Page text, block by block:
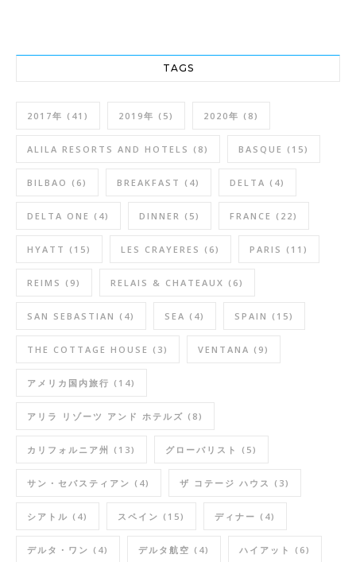
TAGS
2017年 (41) 2019年 (5) 2020年 (8)
ALILA RESORTS AND HOTELS (8) BASQUE (15)
BILBAO (6) BREAKFAST (4) DELTA (4)
DELTA ONE (4) DINNER (5) FRANCE (22)
HYATT (15) LES CRAYERES (6) PARIS (11)
REIMS (9) RELAIS & CHATEAUX (6)
SAN SEBASTIAN (4) SEA (4) SPAIN (15)
THE COTTAGE HOUSE (3) VENTANA (9)
アメリカ国内旅行 (14)
アリラ リゾーツ アンド ホテルズ (8)
カリフォルニア州 (13) グローバリスト (5)
サン・セバスティアン (4) ザ コテージ ハウス (3)
シアトル (4) スペイン (15) ディナー (4)
デルタ・ワン (4) デルタ航空 (4) ハイアット (6)